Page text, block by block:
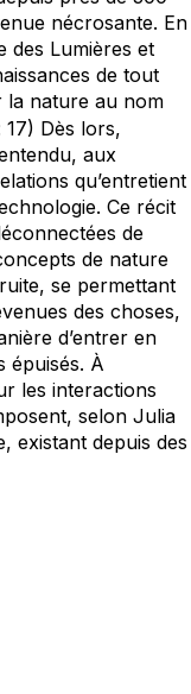
nécrosante. En
des Lumières et
de tout
la nature au nom
17) Dès lors,
aux
qu’entretient
Ce récit
de
de nature
se permettant
des choses,
d’entrer en
épuisés. À
les interactions
selon Julia
existant depuis des